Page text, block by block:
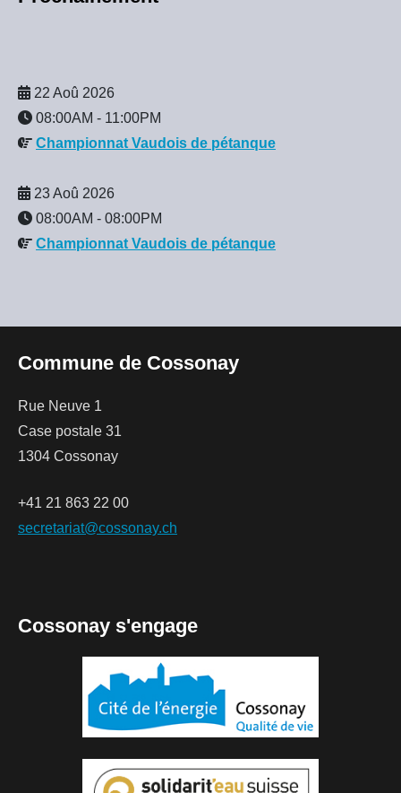
22 Aoû 2026
08:00AM - 11:00PM
Championnat Vaudois de pétanque
23 Aoû 2026
08:00AM - 08:00PM
Championnat Vaudois de pétanque
Commune de Cossonay
Rue Neuve 1
Case postale 31
1304 Cossonay
+41 21 863 22 00
secretariat@cossonay.ch
Cossonay s'engage